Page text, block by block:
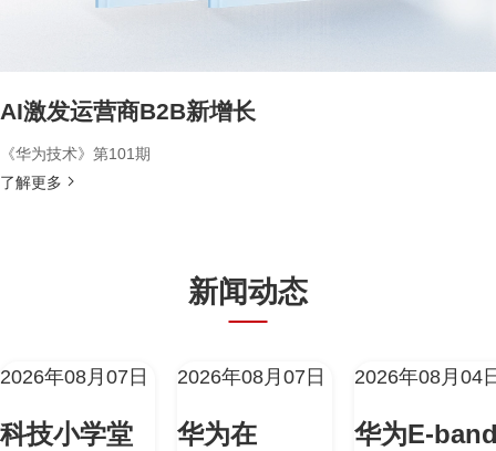
AI激发运营商B2B新增长
《华为技术》第101期
了解更多
新闻动态
2026年08月07日
科技小学堂
2026年08月07日
华为在
2026年08月04
华为E-